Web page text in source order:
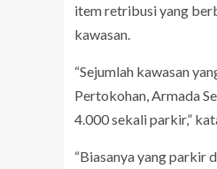
item retribusi yang
kawasan.
“Sejumlah kawasan
Pertokohan, Armada
4.000 sekali parkir,”
“Biasanya yang parkir